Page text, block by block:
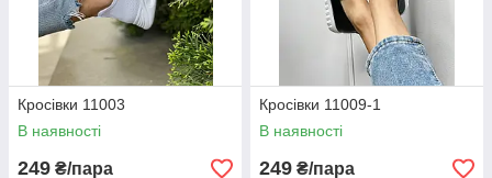
Кросівки 11003
В наявності
249 ₴/пара
Кросівки 11009-1
В наявності
249 ₴/пара